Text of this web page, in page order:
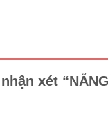
xét